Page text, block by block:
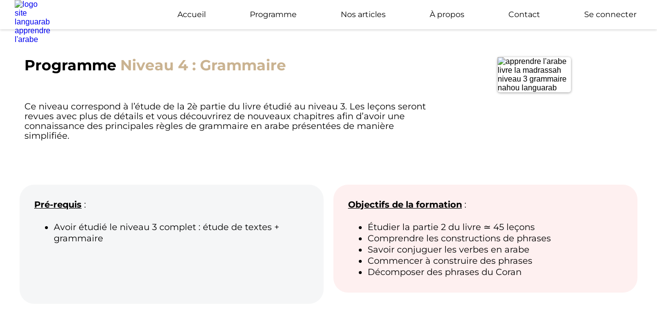
Accueil Programme Nos articles À propos Contact Se connecter
Programme Niveau 4 : Grammaire
Ce niveau correspond à l’étude de la 2è partie du livre étudié au niveau 3. Les leçons seront
revues avec plus de détails et vous découvrirez de nouveaux chapitres afin d’avoir une
connaissance des principales règles de grammaire en arabe présentées de manière
simplifiée.
Pré-requis :
Avoir étudié le niveau 3 complet : étude de textes +
grammaire
Objectifs de la formation:
Étudier la partie 2 du livre ≃ 45 leçons
Comprendre les constructions de phrases
Savoir conjuguer les verbes en arabe
Commencer à construire des phrases
Décomposer des phrases du Coran